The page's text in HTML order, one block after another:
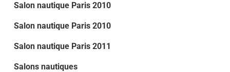
Salon nautique Paris 2010
Salon nautique Paris 2010
Salon nautique Paris 2011
Salons nautiques